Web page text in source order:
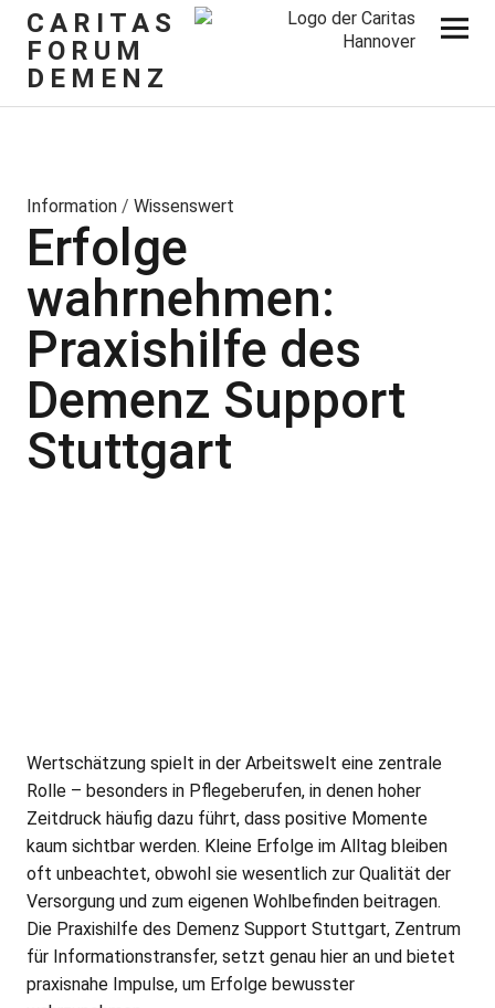
CARITAS
FORUM
DEMENZ
Information/ Wissenswert
Erfolge
wahrnehmen:
Praxishilfe des
Demenz Support
Stuttgart
Wertschätzung spielt in der Arbeitswelt eine zentrale
Rolle – besonders in Pflegeberufen, in denen hoher
Zeitdruck häufig dazu führt, dass positive Momente
kaum sichtbar werden. Kleine Erfolge im Alltag bleiben
oft unbeachtet, obwohl sie wesentlich zur Qualität der
Versorgung und zum eigenen Wohlbefinden beitragen.
Die Praxishilfe des Demenz Support Stuttgart, Zentrum
für Informationstransfer, setzt genau hier an und bietet
praxisnahe Impulse, um Erfolge bewusster